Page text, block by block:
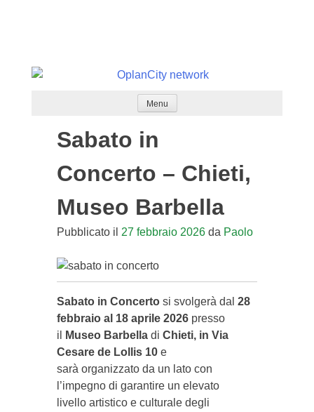
Menu
Sabato in
Concerto – Chieti,
Museo Barbella
Pubblicato il 27 febbraio 2026da Paolo
Sabato in Concerto si svolgerà dal 28
febbraio al 18 aprile 2026 presso
il
Museo Barbelladi Chieti, in Via
Cesare de Lollis 10 e
sarà organizzato da un lato con
l’impegno di garantire un elevato
livello artistico e culturale degli